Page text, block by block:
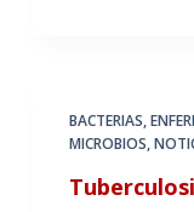
BACTERIAS,
MICROBIOS,